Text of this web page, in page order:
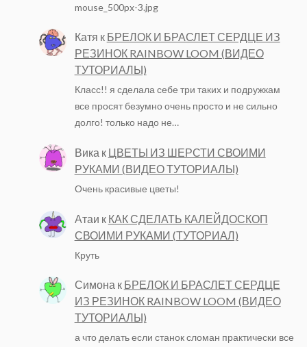
mouse_500px-3.jpg
Катя к БРЕЛОК И БРАСЛЕТ СЕРДЦЕ ИЗ
РЕЗИНОК RAINBOW LOOM (ВИДЕО
ТУТОРИАЛЫ)
Класс!! я сделала себе три таких и подружкам
все просят безумно очень просто и не сильно
долго! только надо не…
Вика к ЦВЕТЫ ИЗ ШЕРСТИ СВОИМИ
РУКАМИ (ВИДЕО ТУТОРИАЛЫ)
Очень красивые цветы!
Атаи к КАК СДЕЛАТЬ КАЛЕЙДОСКОП
СВОИМИ РУКАМИ (ТУТОРИАЛ)
Круть
Симона к БРЕЛОК И БРАСЛЕТ СЕРДЦЕ
ИЗ РЕЗИНОК RAINBOW LOOM (ВИДЕО
ТУТОРИАЛЫ)
а что делать если станок сломан практически все